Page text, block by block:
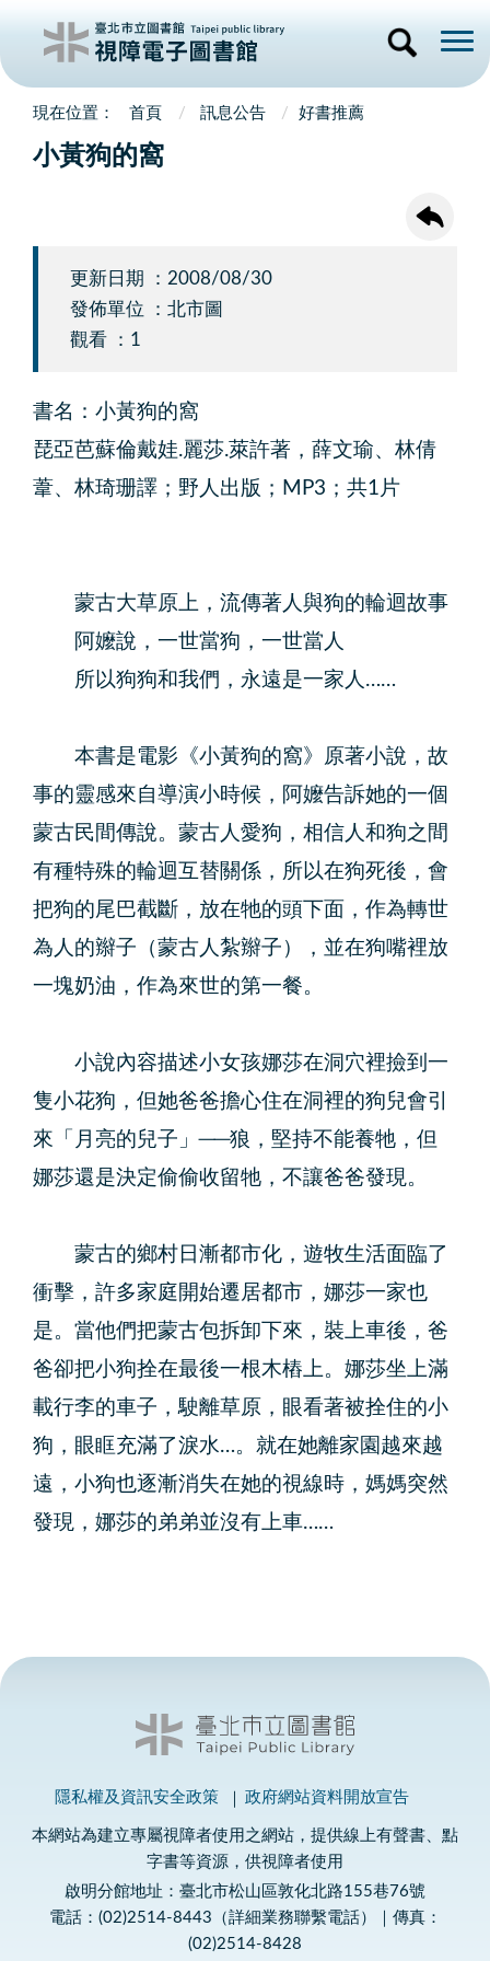
首頁 訊息公告 好書推薦
小黃狗的窩
更新日期 ：2008/08/30
發佈單位 ：北市圖
觀看 ：1
書名：小黃狗的窩
琵亞芭蘇倫戴娃.麗莎.萊許著，薛文瑜、林倩
葦、林琦珊譯；野人出版；MP3；共1片
蒙古大草原上，流傳著人與狗的輪迴故事
阿嬤說，一世當狗，一世當人
所以狗狗和我們，永遠是一家人……
本書是電影《小黃狗的窩》原著小說，故
事的靈感來自導演小時候，阿嬤告訴她的一個
蒙古民間傳說。蒙古人愛狗，相信人和狗之間
有種特殊的輪迴互替關係，所以在狗死後，會
把狗的尾巴截斷，放在牠的頭下面，作為轉世
為人的辮子（蒙古人紮辮子），並在狗嘴裡放
一塊奶油，作為來世的第一餐。
小說內容描述小女孩娜莎在洞穴裡撿到一
隻小花狗，但她爸爸擔心住在洞裡的狗兒會引
來「月亮的兒子」──狼，堅持不能養牠，但
娜莎還是決定偷偷收留牠，不讓爸爸發現。
蒙古的鄉村日漸都市化，遊牧生活面臨了
衝擊，許多家庭開始遷居都市，娜莎一家也
是。當他們把蒙古包拆卸下來，裝上車後，爸
爸卻把小狗拴在最後一根木樁上。娜莎坐上滿
載行李的車子，駛離草原，眼看著被拴住的小
狗，眼眶充滿了淚水…。就在她離家園越來越
遠，小狗也逐漸消失在她的視線時，媽媽突然
發現，娜莎的弟弟並沒有上車……
隱私權及資訊安全政策 政府網站資料開放宣告
本網站為建立專屬視障者使用之網站，提供線上有聲書、點
字書等資源，供視障者使用
啟明分館地址：臺北市松山區敦化北路155巷76號
電話：(02)2514-8443（詳細業務聯繫電話）｜傳真：
(02)2514-8428